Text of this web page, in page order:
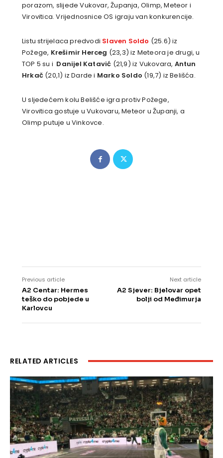
porazom, slijede Vukovar, Županja, Olimp, Meteor i
Virovitica. Vrijednosnice OS igraju van konkurencije.
Listu strijelaca predvodi Slaven Soldo (25.6) iz
Požege, Krešimir Herceg (23,3) iz Meteora je drugi, u
TOP 5 su i Danijel Katavić (21,9) iz Vukovara, Antun
Hrkač (20,1) iz Darde i Marko Soldo (19,7) iz Belišća.
U sljedećem kolu Belišće igra protiv Požege,
Virovitica gostuje u Vukovaru, Meteor u Županji, a
Olimp putuje u Vinkovce.
Previous article
A2 Centar: Hermes
teško do pobjede u
Karlovcu
Next article
A2 Sjever: Bjelovar opet
bolji od Međimurja
RELATED ARTICLES